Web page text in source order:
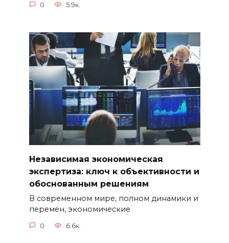
0 5.9к.
Независимая экономическая
экспертиза: ключ к объективности и
обоснованным решениям
В современном мире, полном динамики и
перемен, экономические
0 6.6к.